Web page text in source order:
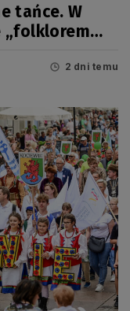
tańce. W
„folklorem
2 dni temu